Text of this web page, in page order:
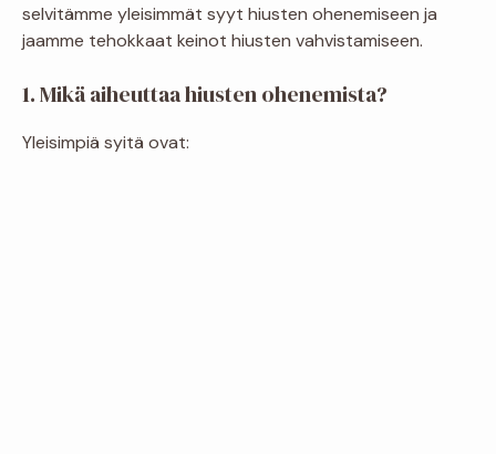
selvitämme yleisimmät syyt hiusten ohenemiseen ja
jaamme tehokkaat keinot hiusten vahvistamiseen.
1. Mikä aiheuttaa hiusten ohenemista?
Yleisimpiä syitä ovat: